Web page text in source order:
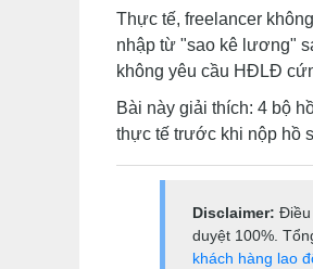
Thực tế, freelancer
nhập từ "sao kê lương"
không yêu cầu HĐLĐ
Bài này giải thích: 4 bộ
thực tế trước khi nộp hồ
Disclaimer: Điều
duyệt 100%.
khách hàng lao